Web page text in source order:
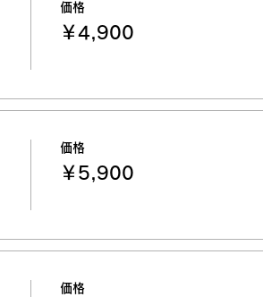
価格
￥4,900
価格
￥5,900
価格